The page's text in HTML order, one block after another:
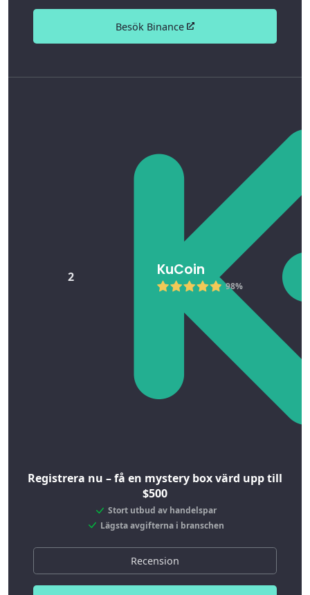
Besök Binance
2 KuCoin
98%
Registrera nu – få en mystery box värd upp till
$500
Stort utbud av handelspar
Lägsta avgifterna i branschen
Recension